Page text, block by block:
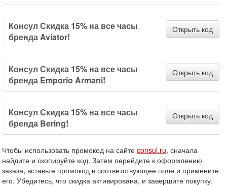
Консул Скидка 15% на все часы
бренда Aviator!
Открыть код
Консул Скидка 15% на все часы
бренда Emporio Armani!
Открыть код
Консул Скидка 15% на все часы
бренда Bering!
Открыть код
Чтобы использовать промокод на сайте consul.ru, сначала
найдите и скопируйте код. Затем перейдите к оформлению
заказа, вставьте промокод в соответствующее поле и примените
его. Убедитесь, что скидка активирована, и завершите покупку.